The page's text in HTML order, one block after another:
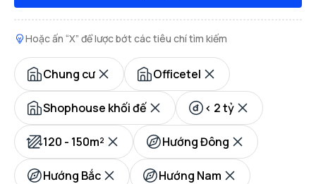
Hoặc ấn “X” để lược bớt các tiêu chí tìm kiếm
Chung cư Officetel
Shophouse khối đế < 2 tỷ
120 - 150m² Hướng Đông
Hướng Bắc Hướng Nam